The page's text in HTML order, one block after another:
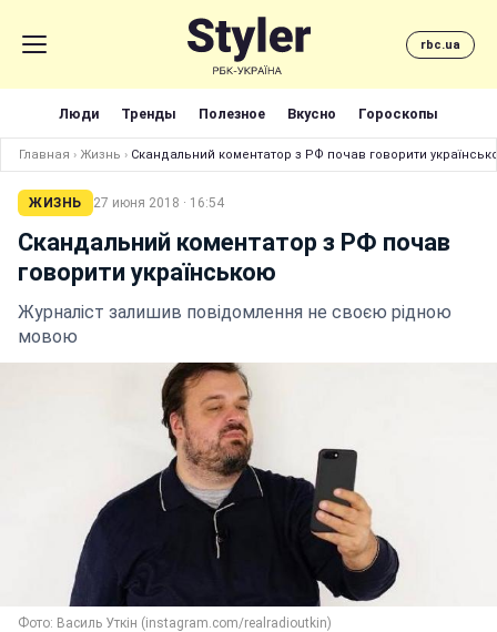
rbc.ua
Люди Тренды Полезное Вкусно Гороскопы
Главная › Жизнь › Скандальний коментатор з РФ почав говорити
ЖИЗНЬ 27 июня 2018 · 16:54
Скандальний коментатор з РФ почав
говорити українською
Журналіст залишив повідомлення не своєю рідною
мовою
Фото: Василь Уткін (instagram.com/realradioutkin)